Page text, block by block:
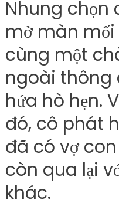
Nhung chọn
mở màn mối
cùng một
ngoài thông
hứa hò hẹn.
đó, cô phát
đã có vợ
còn qua lại
khác.